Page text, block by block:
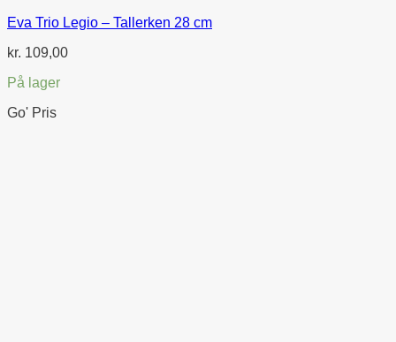
Eva Trio Legio – Tallerken 28 cm
kr. 109,00
På lager
Go' Pris